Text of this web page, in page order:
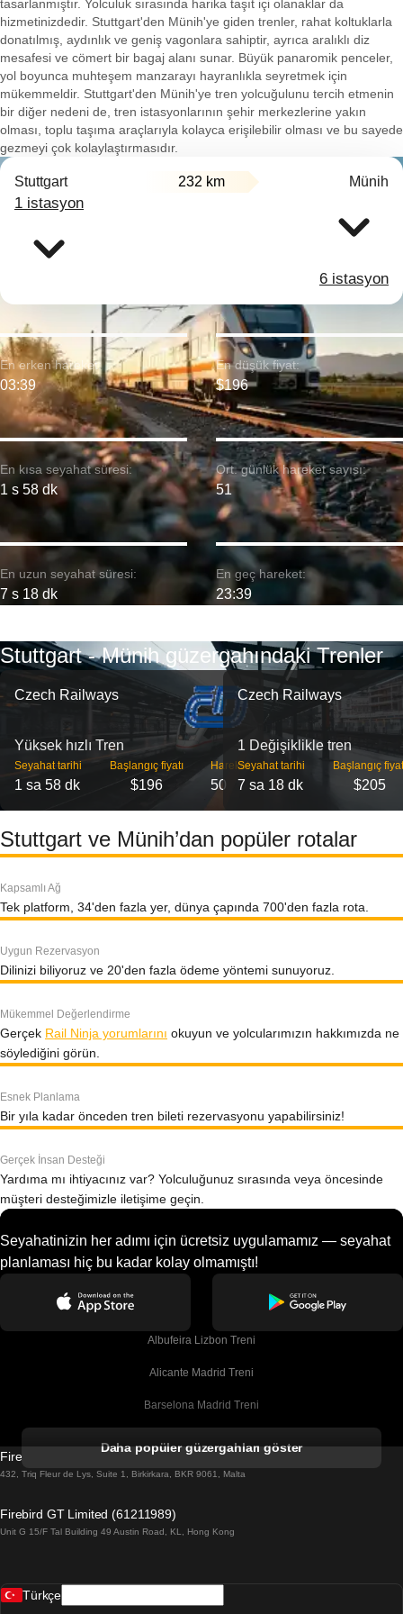
tasarlanmıştır. Yolculuk sırasında harika taşıt içi olanaklar da
hizmetinizdedir. Stuttgart'den Münih'ye giden trenler, rahat koltuklarla
donatılmış, aydınlık ve geniş vagonlara sahiptir, ayrıca aralıklı diz
mesafesi ve cömert bir bagaj alanı sunar. Büyük panaromik penceler,
yol boyunca muhteşem manzarayı hayranlıkla seyretmek için
mükemmeldir. Stuttgart'den Münih'ye tren yolcuğulunu tercih etmenin
bir diğer nedeni de, tren istasyonlarının şehir merkezlerine yakın
olması, toplu taşıma araçlarıyla kolayca erişilebilir olması ve bu sayede
gezmeyi çok kolaylaştırmasıdır.
Stuttgart 232 km Münih
1 istasyon
6 istasyon
En kısa seyahat süresi:
1 s 58 dk
En erken hareket:
03:39
En uzun seyahat süresi:
7 s 18 dk
En düşük fiyat:
$196
Ort. günlük hareket sayısı:
51
En geç hareket:
23:39
Stuttgart - Münih güzergahındaki Trenler
Czech Railways
Yüksek hızlı Tren
Seyahat tarihi
1 sa 58 dk
Başlangıç ​​fiyatı
$196
Hareket
50
Czech Railways
1 Değişiklikle tren
Seyahat tarihi
7 sa 18 dk
Başlangıç
$205
Stuttgart ve Münih’dan popüler rotalar
Kapsamlı Ağ
Tek platform, 34'den fazla yer, dünya çapında 700'den fazla rota.
Uygun Rezervasyon
Dilinizi biliyoruz ve 20'den fazla ödeme yöntemi sunuyoruz.
Mükemmel Değerlendirme
Gerçek Rail Ninja yorumlarını okuyun ve yolcularımızın hakkımızda ne
söylediğini görün.
Esnek Planlama
Bir yıla kadar önceden tren bileti rezervasyonu yapabilirsiniz!
Gerçek İnsan Desteği
Yardıma mı ihtiyacınız var? Yolculuğunuz sırasında veya öncesinde
müşteri desteğimizle iletişime geçin.
Seyahatinizin her adımı için ücretsiz uygulamamız — seyahat
planlaması hiç bu kadar kolay olmamıştı!
Albufeira Lizbon Treni
Alicante Madrid Treni
Barselona Madrid Treni
Barselona Sevilla Treni
Belfast Dublin Treni
Daha popüler güzergahları göster
Firebird GT Limited (OC 1451)
432, Triq Fleur de Lys, Suite 1, Birkirkara, BKR 9061, Malta
Firebird GT Limited (61211989)
Unit G 15/F Tal Building 49 Austin Road, KL, Hong Kong
Türkçe